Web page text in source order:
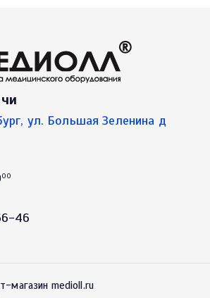
ул. Большая Зеленина д
00
46
магазин medioll.ru